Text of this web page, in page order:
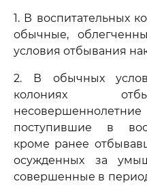
1. В воспитательных
обычные,
условия отбывания
2. В обычных
колониях
поступившие в
кроме ранее
осужденных за
совершенные в